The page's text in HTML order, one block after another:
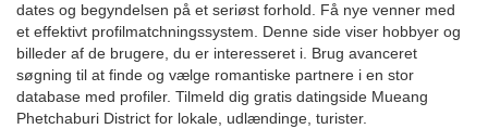
dates og begyndelsen på et seriøst forhold. Få nye venner med
et effektivt profilmatchningssystem. Denne side viser hobbyer og
billeder af de brugere, du er interesseret i. Brug avanceret
søgning til at finde og vælge romantiske partnere i en stor
database med profiler. Tilmeld dig gratis datingside Mueang
Phetchaburi District for lokale, udlændinge, turister.